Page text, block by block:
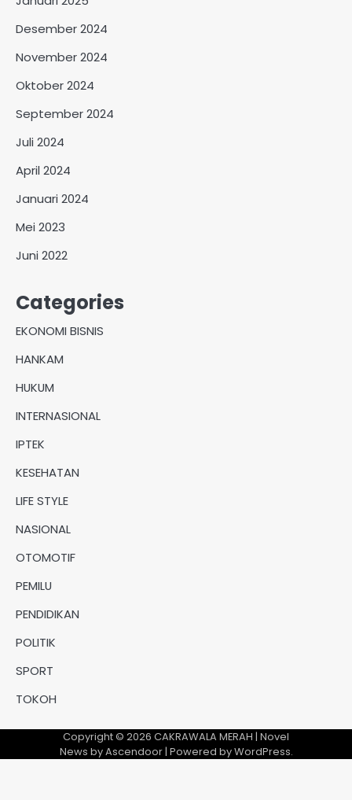
Desember 2024
November 2024
Oktober 2024
September 2024
Juli 2024
April 2024
Januari 2024
Mei 2023
Juni 2022
Categories
EKONOMI BISNIS
HANKAM
HUKUM
INTERNASIONAL
IPTEK
KESEHATAN
LIFE STYLE
NASIONAL
OTOMOTIF
PEMILU
PENDIDIKAN
POLITIK
SPORT
TOKOH
Copyright © 2026 CAKRAWALA MERAH | Novel
News byAscendoor| Powered byWordPress.